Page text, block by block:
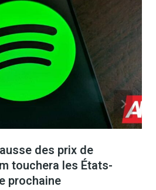
des prix de
touchera les États-
prochaine